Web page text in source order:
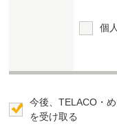
個
今後、TELACO・
を受け取る